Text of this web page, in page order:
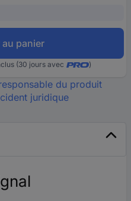
panier
(30 jours avec )
du produit
juridique